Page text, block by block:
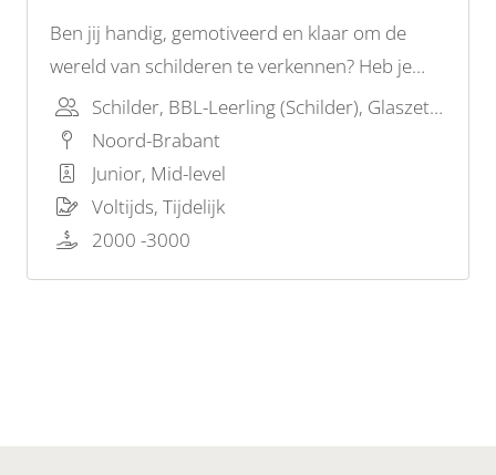
Ben jij handig, gemotiveerd en klaar om de
wereld van schilderen te verkennen? Heb je
een passie voor het werken met je handen en
de drang om een waardevolle bijdrage te
leveren aan ons schilderteam? Dan zijn wij op
zoek naar jou!
Schilder, BBL-Leerling (Schilder), Glaszetter, Bouwvakhelper, BBL-Leerling (Glas)
Noord-Brabant
Junior, Mid-level
Voltijds, Tijdelijk
2000 -3000